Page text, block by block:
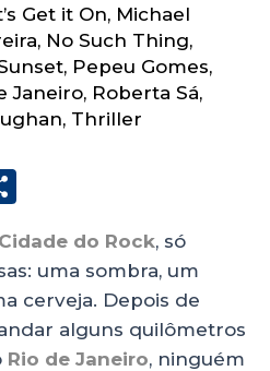
Get it On, Michael
, No Such Thing,
, Pepeu Gomes,
Janeiro, Roberta Sá,
, Thriller
a
re
Cidade do Rock, só
uma sombra, um
cerveja. Depois de
alguns quilômetros
Rio de Janeiro, ninguém